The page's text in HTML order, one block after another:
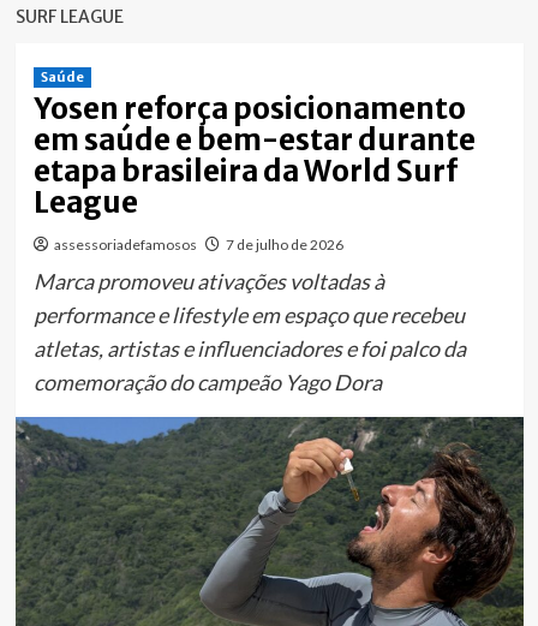
SURF LEAGUE
Saúde
Yosen reforça posicionamento
em saúde e bem-estar durante
etapa brasileira da World Surf
League
assessoriadefamosos 7 de julho de 2026
Marca promoveu ativações voltadas à
performance e lifestyle em espaço que recebeu
atletas, artistas e influenciadores e foi palco da
comemoração do campeão Yago Dora